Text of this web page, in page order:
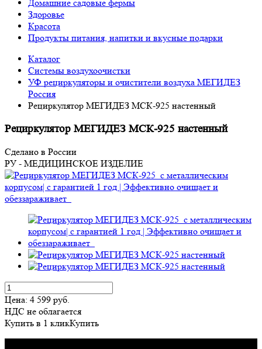
Домашние садовые фермы
Здоровье
Красота
Продукты питания, напитки и вкусные подарки
Каталог
Системы воздухоочистки
УФ рециркуляторы и очистители воздуха МЕГИДЕЗ
Россия
Рециркулятор МЕГИДЕЗ МСК-925 настенный
Рециркулятор МЕГИДЕЗ МСК-925 настенный
Сделано в России
РУ - МЕДИЦИНСКОЕ ИЗДЕЛИЕ
Цена: 4 599 руб.
НДС не облагается
Купить в 1 кликКупить